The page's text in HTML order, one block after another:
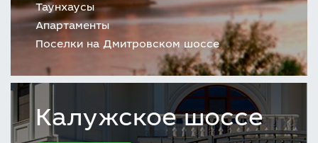
Таунхаусы
Апартаменты
Поселки на Дмитровском шоссе
Калужское шоссе